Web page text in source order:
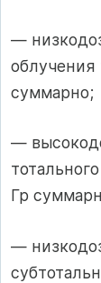
—
суммарно;
—
Гр
—